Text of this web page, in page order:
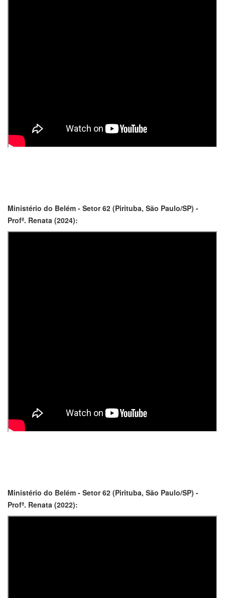
Ministério do Belém - Setor 62 (Pirituba, São Paulo/SP) -
Profª. Renata (2024):
Ministério do Belém - Setor 62 (Pirituba, São Paulo/SP) -
Profª. Renata (2022):